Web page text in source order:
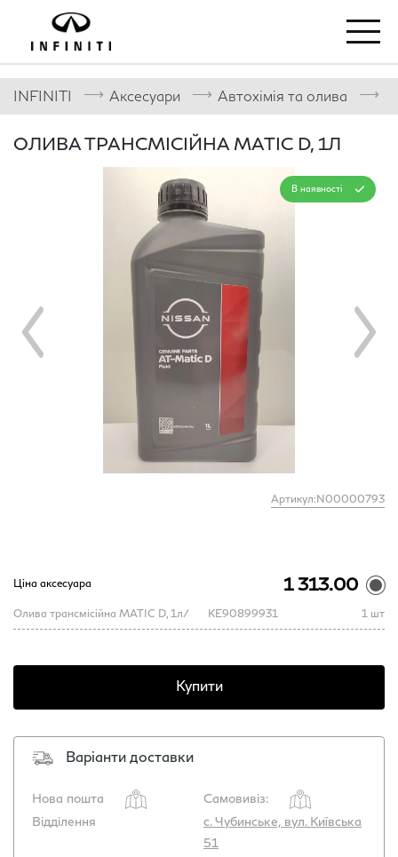
INFINITI ⟶ Аксесуари ⟶ Автохімія та олива ⟶
ОЛИВА ТРАНСМІСІЙНА MATIC D, 1Л
В наявності
Артикул:N00000793
Ціна аксесуара 1 313.00
Олива трансмісійна MATIC D, 1л/ KE90899931 1 шт
Купити
Варіанти доставки
Нова пошта
Самовивіз:
Відділення
с. Чубинське, вул. Київська
51